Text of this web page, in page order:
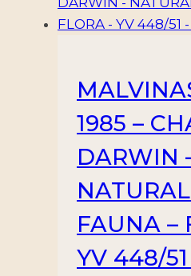
1985 –
DARWIN
FAUNA –
YV 448/